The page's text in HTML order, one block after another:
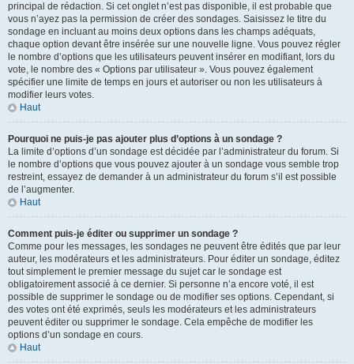
principal de rédaction. Si cet onglet n’est pas disponible, il est probable que
vous n’ayez pas la permission de créer des sondages. Saisissez le titre du
sondage en incluant au moins deux options dans les champs adéquats,
chaque option devant être insérée sur une nouvelle ligne. Vous pouvez régler
le nombre d’options que les utilisateurs peuvent insérer en modifiant, lors du
vote, le nombre des « Options par utilisateur ». Vous pouvez également
spécifier une limite de temps en jours et autoriser ou non les utilisateurs à
modifier leurs votes.
Haut
Pourquoi ne puis-je pas ajouter plus d’options à un sondage ?
La limite d’options d’un sondage est décidée par l’administrateur du forum. Si
le nombre d’options que vous pouvez ajouter à un sondage vous semble trop
restreint, essayez de demander à un administrateur du forum s’il est possible
de l’augmenter.
Haut
Comment puis-je éditer ou supprimer un sondage ?
Comme pour les messages, les sondages ne peuvent être édités que par leur
auteur, les modérateurs et les administrateurs. Pour éditer un sondage, éditez
tout simplement le premier message du sujet car le sondage est
obligatoirement associé à ce dernier. Si personne n’a encore voté, il est
possible de supprimer le sondage ou de modifier ses options. Cependant, si
des votes ont été exprimés, seuls les modérateurs et les administrateurs
peuvent éditer ou supprimer le sondage. Cela empêche de modifier les
options d’un sondage en cours.
Haut